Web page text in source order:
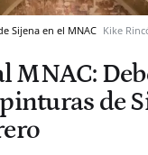
Sijena en el MNAC Kike
MNAC:
de